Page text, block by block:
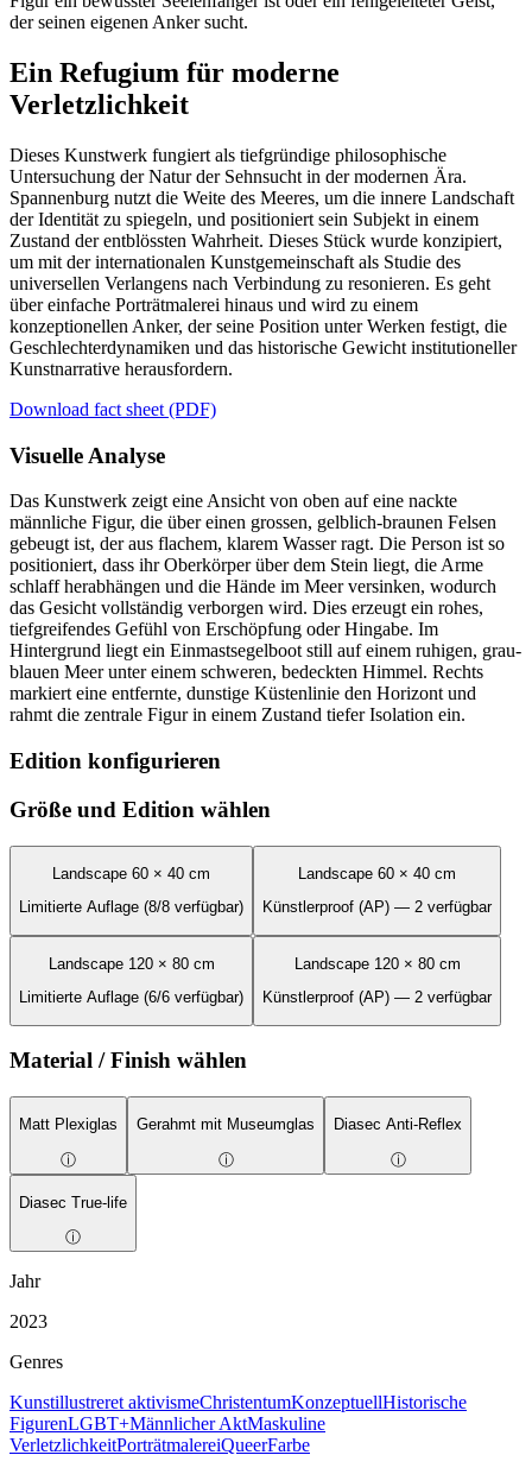
der seinen eigenen Anker sucht.
Ein Refugium für moderne
Verletzlichkeit
Dieses Kunstwerk fungiert als tiefgründige philosophische
Untersuchung der Natur der Sehnsucht in der modernen Ära.
Spannenburg nutzt die Weite des Meeres, um die innere Landschaft
der Identität zu spiegeln, und positioniert sein Subjekt in einem
Zustand der entblössten Wahrheit. Dieses Stück wurde konzipiert,
um mit der internationalen Kunstgemeinschaft als Studie des
universellen Verlangens nach Verbindung zu resonieren. Es geht
über einfache Porträtmalerei hinaus und wird zu einem
konzeptionellen Anker, der seine Position unter Werken festigt, die
Geschlechterdynamiken und das historische Gewicht institutioneller
Kunstnarrative herausfordern.
Download fact sheet (PDF)
Visuelle Analyse
Das Kunstwerk zeigt eine Ansicht von oben auf eine nackte
männliche Figur, die über einen grossen, gelblich-braunen Felsen
gebeugt ist, der aus flachem, klarem Wasser ragt. Die Person ist so
positioniert, dass ihr Oberkörper über dem Stein liegt, die Arme
schlaff herabhängen und die Hände im Meer versinken, wodurch
das Gesicht vollständig verborgen wird. Dies erzeugt ein rohes,
tiefgreifendes Gefühl von Erschöpfung oder Hingabe. Im
Hintergrund liegt ein Einmastsegelboot still auf einem ruhigen, grau-
blauen Meer unter einem schweren, bedeckten Himmel. Rechts
markiert eine entfernte, dunstige Küstenlinie den Horizont und
rahmt die zentrale Figur in einem Zustand tiefer Isolation ein.
Edition konfigurieren
Größe und Edition wählen
Landscape 60 × 40 cm
Limitierte Auflage (8/8 verfügbar)
Landscape 60 × 40 cm
Künstlerproof (AP) — 2 verfügbar
Landscape 120 × 80 cm
Limitierte Auflage (6/6 verfügbar)
Landscape 120 × 80 cm
Künstlerproof (AP) — 2 verfügbar
Material / Finish wählen
Matt Plexiglas
ⓘ
Gerahmt mit Museumglas
ⓘ
Diasec Anti-Reflex
ⓘ
Diasec True-life
ⓘ
Jahr
2023
Genres
Kunstillustreret aktivismeChristentumKonzeptuellHistorische
FigurenLGBT+Männlicher AktMaskuline
VerletzlichkeitPorträtmalereiQueerFarbe